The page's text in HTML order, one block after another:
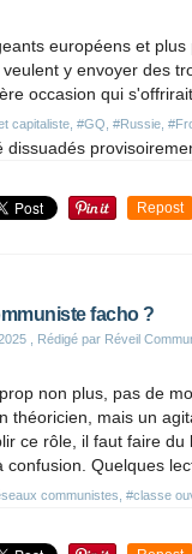
capitaliste #GQ #Russie
européens et
y envoyer des
occasion qui
dissuadés
Repost
facho ?
, Rédigé par Réveil
communistes #classe
non plus, pas de
théoricien, mais un
ce rôle, il faut faire du
confusion. Quelques